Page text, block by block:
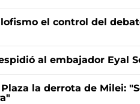
el control del
al embajador Eyal
la derrota de Milei: